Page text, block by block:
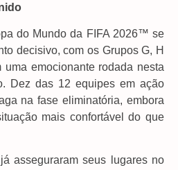
do Mundo da FIFA 2026™ se
decisivo, com os Grupos G, H
emocionante rodada nesta
Dez das 12 equipes em ação
na fase eliminatória, embora
mais confortável do que
asseguraram seus lugares no